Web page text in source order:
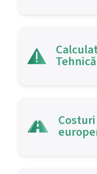
Tehnică